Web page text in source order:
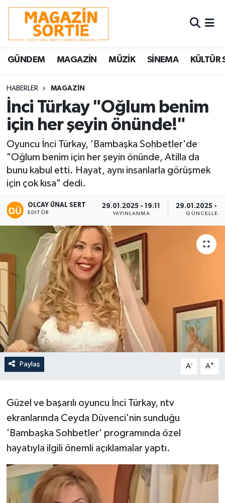
GÜNDEM MAGAZİN MÜZİK SİNEMA KÜLTÜR
HABERLER MAGAZİN
İnci Türkay "Oğlum benim
için her şeyin önünde!"
Oyuncu İnci Türkay, 'Bambaşka Sohbetler'de
"Oğlum benim için her şeyin önünde, Atilla da
bunu kabul etti. Hayat, aynı insanlarla görüşmek
için çok kısa" dedi.
OLCAY ÜNAL SERT
EDITÖR
29.01.2025 - 19:11
YAYINLANMA
29.01.2025 -
Paylaş A- A+
Güzel ve başarılı oyuncu İnci Türkay, ntv
ekranlarında Ceyda Düvenci'nin sunduğu
'Bambaşka Sohbetler' programında özel
hayatıyla ilgili önemli açıklamalar yaptı.
Nöbetçi Eczaneler
Hava Durumu
Trafik Durumu
Süper Lig Puan Durumu ve Fikstür
Tüm Manşetler
Son Dakika Haberleri